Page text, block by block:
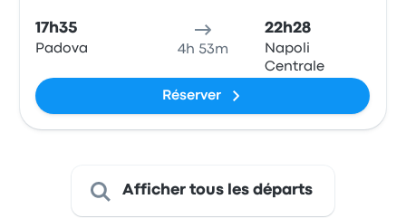
17h35
Padova 4h 53m
22h28
Napoli
Centrale
Réserver
Afficher tous les départs